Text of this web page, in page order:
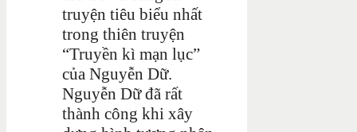
truyện tiêu biểu nhất
trong thiên truyện
“Truyền kì mạn lục”
của Nguyễn Dữ.
Nguyễn Dữ đã rất
thành công khi xây